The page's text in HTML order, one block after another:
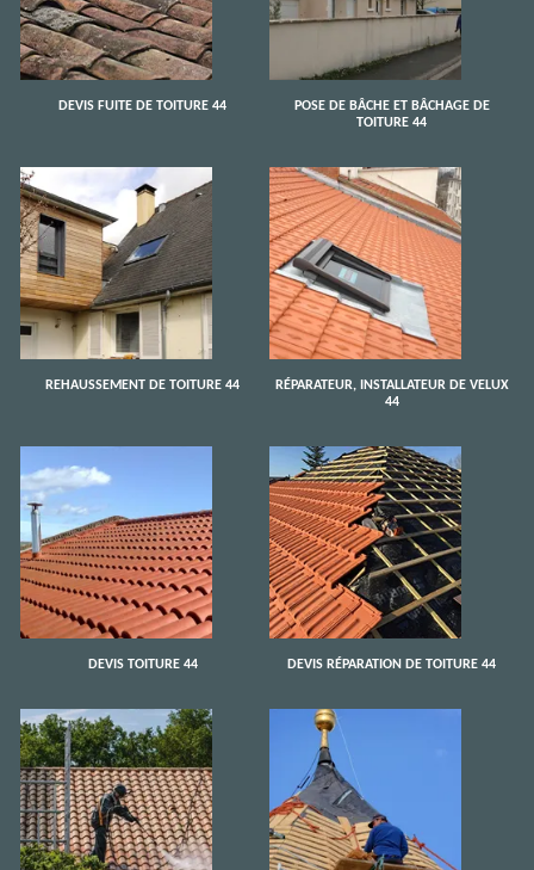
DEVIS FUITE DE TOITURE 44
POSE DE BÂCHE ET BÂCHAGE DE
TOITURE 44
REHAUSSEMENT DE TOITURE 44
RÉPARATEUR, INSTALLATEUR DE VELUX
44
DEVIS TOITURE 44 DEVIS RÉPARATION DE TOITURE 44